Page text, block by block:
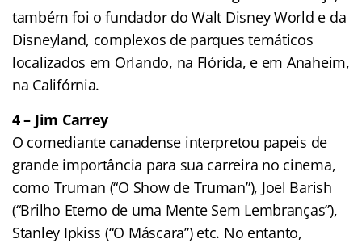
também foi o fundador do Walt Disney World e da
Disneyland, complexos de parques temáticos
localizados em Orlando, na Flórida, e em Anaheim,
na Califórnia.
4 – Jim Carrey
O comediante canadense interpretou papeis de
grande importância para sua carreira no cinema,
como Truman (“O Show de Truman”), Joel Barish
(“Brilho Eterno de uma Mente Sem Lembranças”),
Stanley Ipkiss (“O Máscara”) etc. No entanto,